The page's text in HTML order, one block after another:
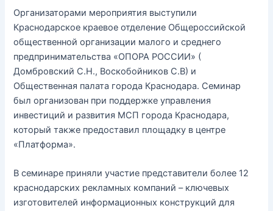
Организаторами мероприятия выступили
Краснодарское краевое отделение Общероссийской
общественной организации малого и среднего
предпринимательства «ОПОРА РОССИИ» (
Домбровский С.Н., Воскобойников С.В) и
Общественная палата города Краснодара. Семинар
был организован при поддержке управления
инвестиций и развития МСП города Краснодара,
который также предоставил площадку в центре
«Платформа».
В семинаре приняли участие представители более 12
краснодарских рекламных компаний – ключевых
изготовителей информационных конструкций для